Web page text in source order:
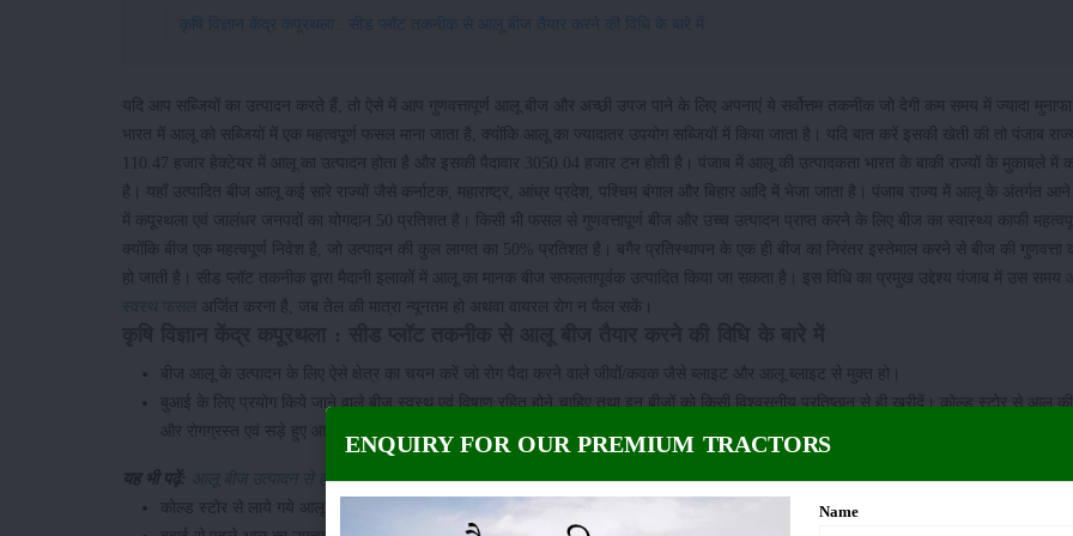
कृषि विज्ञान केंद्र कपूरथला : सीड प्लॉट तकनीक से आलू बीज तैयार करने की विधि के बारे में
यदि आप सब्जियों का उत्पादन करते हैं, तो ऐसे में आप गुणवत्तापूर्ण आलू बीज और अच्छी उपज पाने के लिए अपनाएं ये सर्वोत्तम तकनीक जो देगी कम समय में ज्यादा
भारत में आलू को सब्जियों में एक महत्वपूर्ण फसल माना जाता है, क्योंकि आलू का ज्यादातर उपयोग सब्जियों में किया जाता है। यदि बात करें इसकी खेती की तो पंजाब
110.47 हजार हेक्टेयर में आलू का उत्पादन होता है और इसकी पैदावार 3050.04 हजार टन होती है। पंजाब में आलू की उत्पादकता भारत के बाकी राज्यों के मुकाबले में
है। यहाँ उत्पादित बीज आलू कई सारे राज्यों जैसे कर्नाटक, महाराष्ट्र, आंध्र प्रदेश, पश्चिम बंगाल और बिहार आदि में भेजा जाता है। पंजाब राज्य में आलू के अंतर्गत आने
में कपूरथला एवं जालंधर जनपदों का योगदान 50 प्रतिशत है। किसी भी फसल से गुणवत्तापूर्ण बीज और उच्च उत्पादन प्राप्त करने के लिए बीज का स्वास्थ्य काफी
क्योंकि बीज एक महत्वपूर्ण निवेश है, जो उत्पादन की कुल लागत का 50% प्रतिशत है। बगैर प्रतिस्थापन के एक ही बीज का निरंतर इस्तेमाल करने से बीज की गुणवत्ता
हो जाती है। सीड प्लॉट तकनीक द्वारा मैदानी इलाकों में आलू का मानक बीज सफलतापूर्वक उत्पादित किया जा सकता है। इस विधि का प्रमुख उद्देश्य पंजाब में उस समय
स्वस्थ फसल अर्जित करना है, जब तेल की मात्रा न्यूनतम हो अथवा वायरल रोग न फैल सकें।
बीज आलू के उत्पादन के लिए ऐसे क्षेत्र का चयन करें जो रोग पैदा करने वाले जीवों/कवक जैसे ब्लाइट और आलू ब्लाइट से मुक्त हो।
बुआई के लिए प्रयोग किये जाने वाले बीज स्वस्थ एवं विषाणु रहित होने चाहिए तथा इन बीजों को किसी विश्वसनीय प्रतिष्ठान से ही खरीदें। कोल्ड स्टोर से आलू
और रोगग्रस्त एवं सड़े हुए आलू को जमीन में गहराई तक दबा दें।
यह भी पढ़ें: आलू बीज उत्पादन से होगा मुनाफा
कोल्ड स्टोर से लाये गये आलू को तुरंत न बोयें। बुवाई से 10-15 दिन पहले आलू को कोल्ड स्टोर से निकालकर हवादार स्थान पर ब्लोअर आदि रखकर या छाया में
ENQUIRY FOR OUR PREMIUM TRACTORS
Name